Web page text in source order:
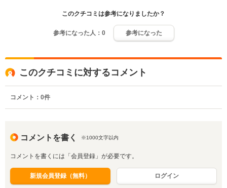
このクチコミは参考になりましたか？
参考になった人： 0 参考になった
このクチコミに対するコメント
コメント： 0件
コメントを書く ※1000文字以内
コメントを書くには「会員登録」が必要です。
新規会員登録（無料） ログイン